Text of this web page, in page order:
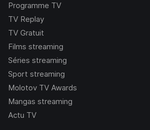
Programme TV
TV Replay
TV Gratuit
Films streaming
Séries streaming
Sport streaming
Molotov TV Awards
Mangas streaming
Actu TV